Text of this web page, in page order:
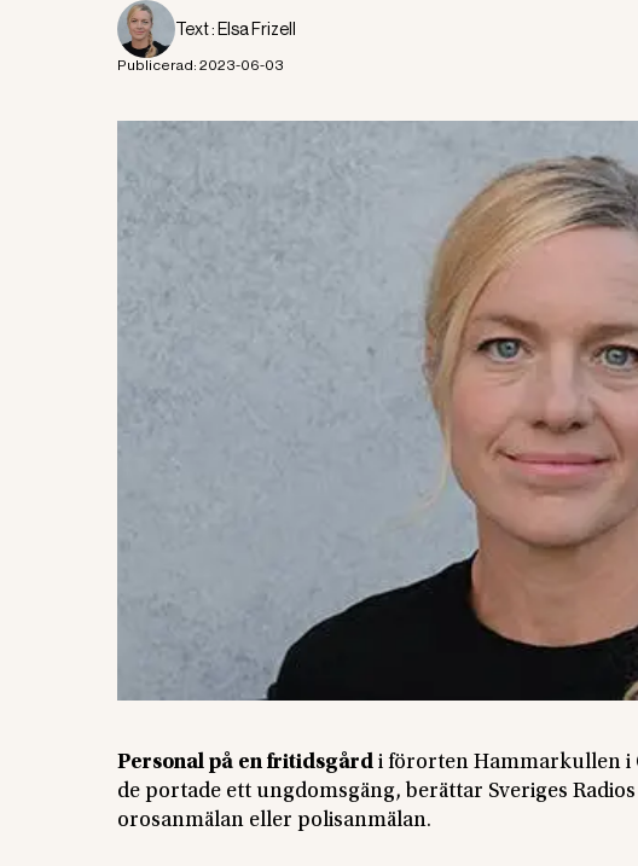
Text : Elsa Frizell
Publicerad: 2023-06-03
Personal på en fritidsgård i förorten Hammarkullen i
de portade ett ungdomsgäng, berättar Sveriges
orosanmälan eller polisanmälan.